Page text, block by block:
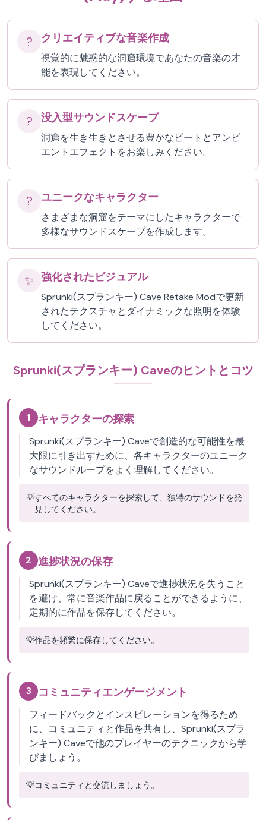
? クリエイティブな音楽作成
視覚的に魅惑的な洞窟環境であなたの音楽の才
能を表現してください。
? 没入型サウンドスケープ
洞窟を生き生きとさせる豊かなビートとアンビ
エントエフェクトをお楽しみください。
? ユニークなキャラクター
さまざまな洞窟をテーマにしたキャラクターで
多様なサウンドスケープを作成します。
✨ 強化されたビジュアル
Sprunki(スプランキー) Cave Retake Modで更新
されたテクスチャとダイナミックな照明を体験
してください。
Sprunki(スプランキー) Caveのヒントとコツ
1 キャラクターの探索
Sprunki(スプランキー) Caveで創造的な可能性を最
大限に引き出すために、各キャラクターのユニーク
なサウンドループをよく理解してください。
💡すべてのキャラクターを探索して、独特のサウンドを発
見してください。
2 進捗状況の保存
Sprunki(スプランキー) Caveで進捗状況を失うこと
を避け、常に音楽作品に戻ることができるように、
定期的に作品を保存してください。
💡作品を頻繁に保存してください。
3 コミュニティエンゲージメント
フィードバックとインスピレーションを得るため
に、コミュニティと作品を共有し、Sprunki(スプラ
ンキー) Caveで他のプレイヤーのテクニックから学
びましょう。
💡コミュニティと交流しましょう。